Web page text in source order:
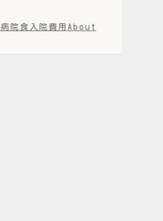
病院食 入院費用 About